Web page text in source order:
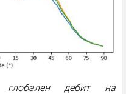
дебит на